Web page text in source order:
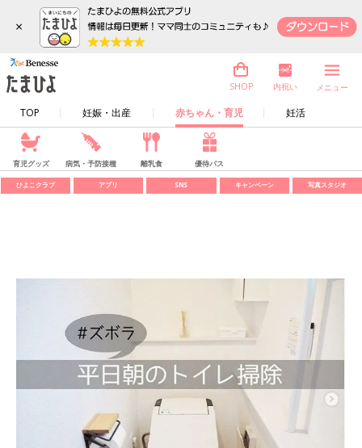
×
TOP 妊娠・出産 赤ちゃん・育児 妊活
SHOP 内祝い メニュー
育児グッズ 病気・予防接種 離乳食 優待パス
ひよこクラブ アプリ SNS キャンペーン 写真スタジオ